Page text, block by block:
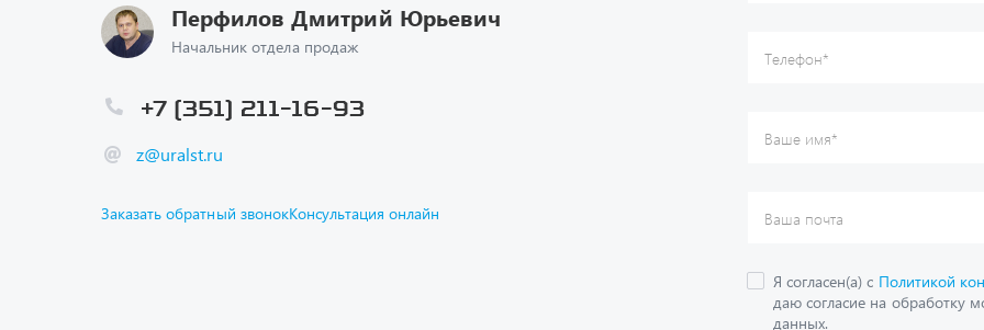
Перфилов Дмитрий Юрьевич
Начальник отдела продаж
z@uralst.ru
+7 (351) 211-16-93
Заказать обратный звонокКонсультация онлайн